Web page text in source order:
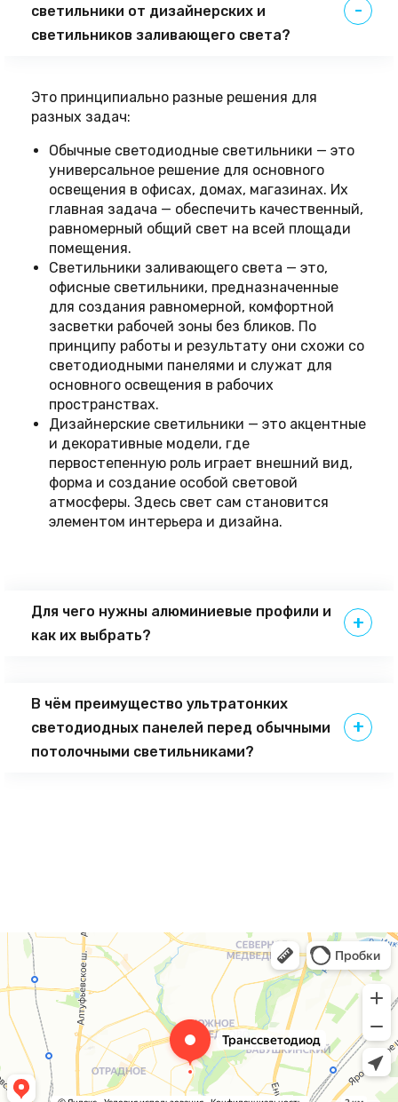
светильники от дизайнерских и
светильников заливающего света?
Это принципиально разные решения для
разных задач:
Обычные светодиодные светильники — это
универсальное решение для основного
освещения в офисах, домах, магазинах. Их
главная задача — обеспечить качественный,
равномерный общий свет на всей площади
помещения.
Светильники заливающего света — это,
офисные светильники, предназначенные
для создания равномерной, комфортной
засветки рабочей зоны без бликов. По
принципу работы и результату они схожи со
светодиодными панелями и служат для
основного освещения в рабочих
пространствах.
Дизайнерские светильники — это акцентные
и декоративные модели, где
первостепенную роль играет внешний вид,
форма и создание особой световой
атмосферы. Здесь свет сам становится
элементом интерьера и дизайна.
Для чего нужны алюминиевые профили и
как их выбрать?
В чём преимущество ультратонких
светодиодных панелей перед обычными
потолочными светильниками?